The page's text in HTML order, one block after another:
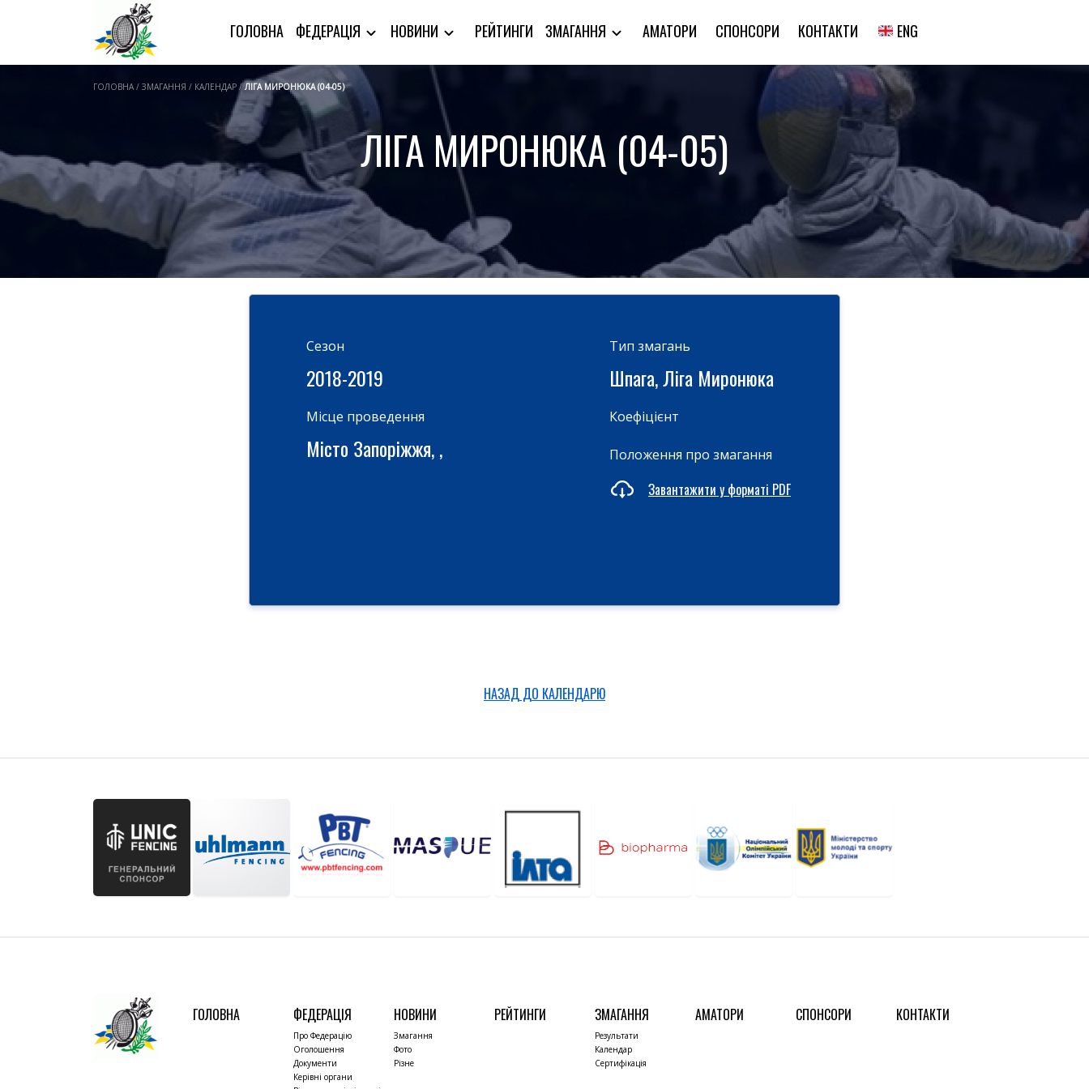
ГОЛОВНА ФЕДЕРАЦІЯ НОВИНИ РЕЙТИНГИ ЗМАГАННЯ АМАТОРИ СПОНСОРИ КОНТАКТИ ENG
ГОЛОВНА / ЗМАГАННЯ / КАЛЕНДАР / ЛІГА МИРОНЮКА (04-05)
ЛІГА МИРОНЮКА (04-05)
Cезон
2018-2019
Місце проведення
Місто Запоріжжя, ,
Тип змагань
Шпага, Ліга Миронюка
Коефіцієнт
Положення про змагання
Завантажити у форматі PDF
НАЗАД ДО КАЛЕНДАРЮ
ГОЛОВНА ФЕДЕРАЦІЯ
Про Федерацію
Оголошення
Документи
Керівні органи
НОВИНИ
Змагання
Фото
Різне
РЕЙТИНГИ ЗМАГАННЯ
Результати
Календар
Сертифікація
АМАТОРИ СПОНСОРИ КОНТАКТИ